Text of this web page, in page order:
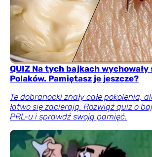
QUIZ Na tych bajkach wychowały
Polaków. Pamiętasz je jeszcze?
Te dobranocki znały całe pokolenia,
łatwo się zacierają. Rozwiąż quiz o
PRL-u i sprawdź swoją pamięć.